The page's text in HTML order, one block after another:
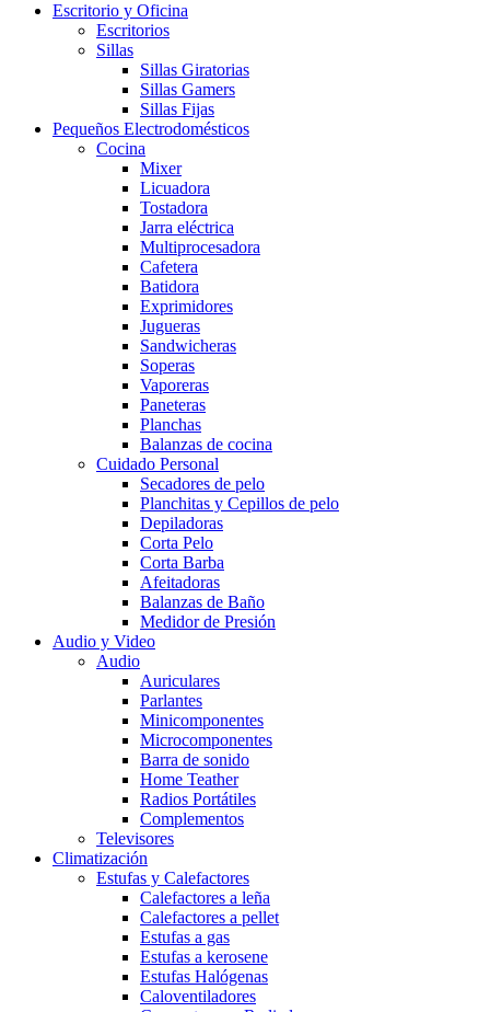
Escritorio y Oficina
Escritorios
Sillas
Sillas Giratorias
Sillas Gamers
Sillas Fijas
Pequeños Electrodomésticos
Cocina
Mixer
Licuadora
Tostadora
Jarra eléctrica
Multiprocesadora
Cafetera
Batidora
Exprimidores
Jugueras
Sandwicheras
Soperas
Vaporeras
Paneteras
Planchas
Balanzas de cocina
Cuidado Personal
Secadores de pelo
Planchitas y Cepillos de pelo
Depiladoras
Corta Pelo
Corta Barba
Afeitadoras
Balanzas de Baño
Medidor de Presión
Audio y Video
Audio
Auriculares
Parlantes
Minicomponentes
Microcomponentes
Barra de sonido
Home Teather
Radios Portátiles
Complementos
Televisores
Climatización
Estufas y Calefactores
Calefactores a leña
Calefactores a pellet
Estufas a gas
Estufas a kerosene
Estufas Halógenas
Caloventiladores